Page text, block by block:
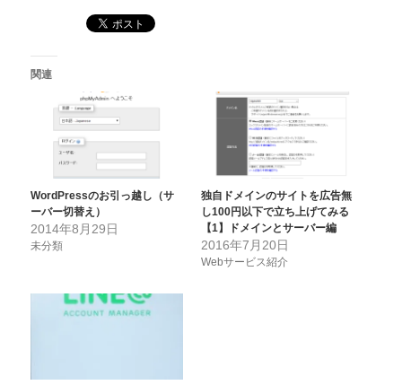
関連
WordPressのお引っ越し（サ
ーバー切替え）
2014年8月29日
未分類
独自ドメインのサイトを広告無
し100円以下で立ち上げてみる
【1】ドメインとサーバー編
2016年7月20日
Webサービス紹介